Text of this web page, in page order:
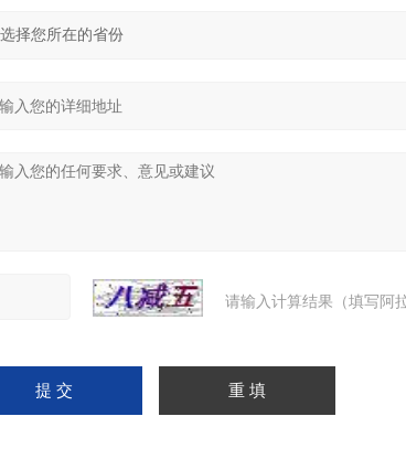
请输入计算结果（填写阿